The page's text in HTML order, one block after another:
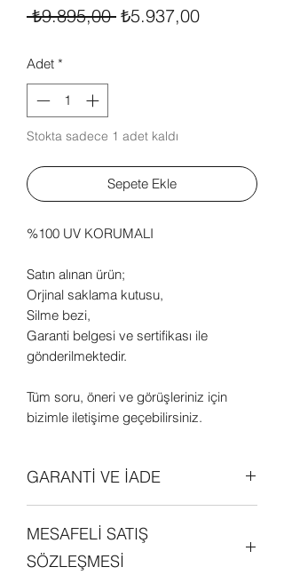
₺9.895,00 Normal
₺5.937,00İndirimli
Adet *
Stokta sadece 1 adet kaldı
Sepete Ekle
%100 UV KORUMALI
Satın alınan ürün;
Orjinal saklama kutusu,
Silme bezi,
Garanti belgesi ve sertifikası ile
gönderilmektedir.
Tüm soru, öneri ve görüşleriniz için
bizimle iletişime geçebilirsiniz.
GARANTİ VE İADE
garantilidir. Daha detaylı bilgi edinmek
için sitemizdeki "GARANTİ ve İADE
POLİTİKALARI" bölümünü
MESAFELİ SATIŞ
SÖZLEŞMESİ